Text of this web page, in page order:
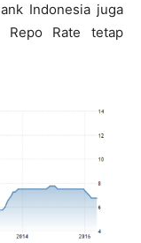
Indonesia juga
Repo Rate tetap